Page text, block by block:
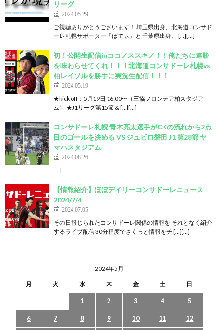
リーグ
2024.05.29
ご視聴ありがとうございます！ 埼玉県出身、北海道コンサド
ーレ札幌サポーター「ばてぃ」と 千葉県出身、 […][…]
初！公開生配信inココノススキノ！！俺たちに連勝
を味わらせてくれ！！！北海道コンサドーレ札幌vs
柏レイソルを勝手に実況生配信！！！
2024.05.19
★kick off：5月19日 16:00〜（三協フロンテア柏スタジア
ム） ★J1リーグ第15節 & […][…]
コンサドーレ札幌 青木亮太選手がCKの流れから2点
目のゴールを決める VS ジュビロ磐田 J1 第28節 ヤ
マハスタジアム
2024.08.26
[…]
【情報紹介】ほぼデイリーコンサドーレニュース
2024/7/4
2024.07.05
その日報じられたコンサドーレ関係の情報を それとなく紹介
するライブ配信 30分程度でさくっと情報をチ […][…]
2024年5月
月 火 水 木 金 土 日
1 2 3 4 5
6 7 8 9 10 11 12